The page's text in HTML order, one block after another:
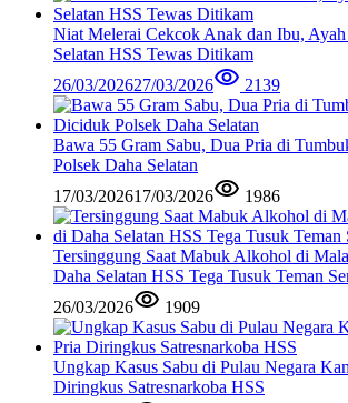
Niat Melerai Cekcok Anak dan Ibu,
Selatan HSS Tewas Ditikam
26/03/202627/03/2026 2139
Bawa 55 Gram Sabu, Dua Pria di
Polsek Daha Selatan
17/03/202617/03/2026 1986
Tersinggung Saat Mabuk Alkohol di
Daha Selatan HSS Tega Tusuk Teman
26/03/2026
1909
Ungkap Kasus Sabu di Pulau Negara
Diringkus Satresnarkoba HSS